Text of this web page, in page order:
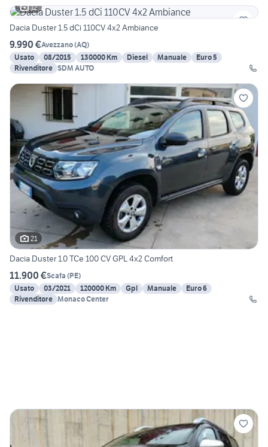
12
Dacia Duster 1.5 dCi 110CV 4x2 Ambiance
9.990 €Avezzano(AQ)
Usato
08/2015 130000 Km Diesel Manuale
Euro 5
Rivenditore SDM AUTO
21
Dacia Duster 1.0 TCe 100 CV GPL 4x2 Comfort
11.900 €Scafa (PE)
Usato
03/2021 120000 Km Gpl Manuale
Euro 6
Rivenditore Monaco Center